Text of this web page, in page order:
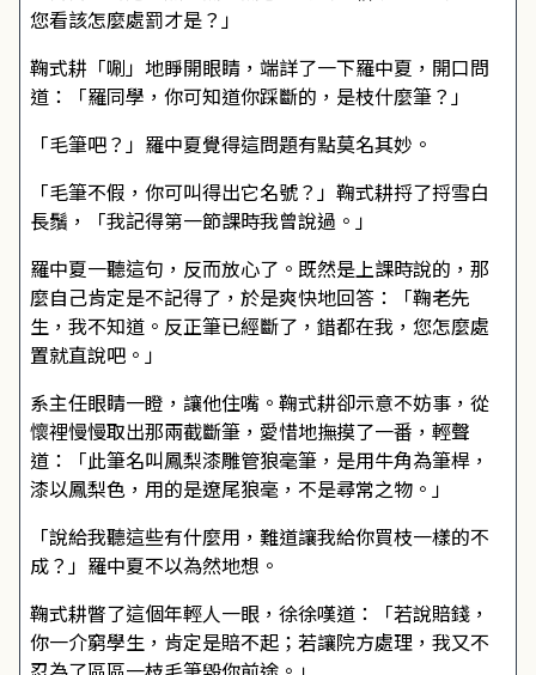
您看該怎麼處罰才是？」
鞠式耕「唰」地睜開眼睛，端詳了一下羅中夏，開口問
道：「羅同學，你可知道你踩斷的，是枝什麼筆？」
「毛筆吧？」羅中夏覺得這問題有點莫名其妙。
「毛筆不假，你可叫得出它名號？」鞠式耕捋了捋雪白
長鬚，「我記得第一節課時我曾說過。」
羅中夏一聽這句，反而放心了。既然是上課時說的，那
麼自己肯定是不記得了，於是爽快地回答：「鞠老先
生，我不知道。反正筆已經斷了，錯都在我，您怎麼處
置就直說吧。」
系主任眼睛一瞪，讓他住嘴。鞠式耕卻示意不妨事，從
懷裡慢慢取出那兩截斷筆，愛惜地撫摸了一番，輕聲
道：「此筆名叫鳳梨漆雕管狼毫筆，是用牛角為筆桿，
漆以鳳梨色，用的是遼尾狼毫，不是尋常之物。」
「說給我聽這些有什麼用，難道讓我給你買枝一樣的不
成？」羅中夏不以為然地想。
鞠式耕瞥了這個年輕人一眼，徐徐嘆道：「若說賠錢，
你一介窮學生，肯定是賠不起；若讓院方處理，我又不